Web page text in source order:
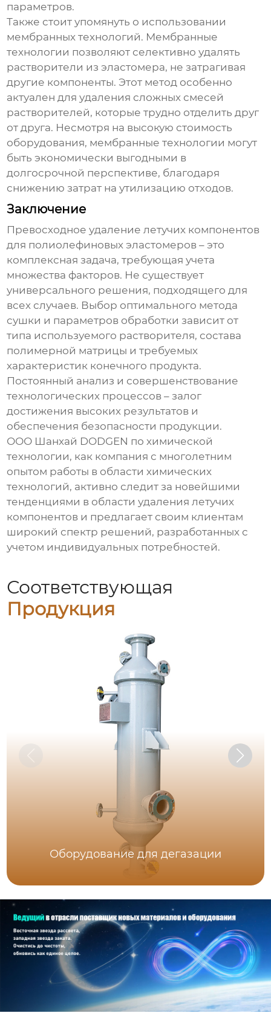
параметров.
Также стоит упомянуть о использовании
мембранных технологий. Мембранные
технологии позволяют селективно удалять
растворители из эластомера, не затрагивая
другие компоненты. Этот метод особенно
актуален для удаления сложных смесей
растворителей, которые трудно отделить друг
от друга. Несмотря на высокую стоимость
оборудования, мембранные технологии могут
быть экономически выгодными в
долгосрочной перспективе, благодаря
снижению затрат на утилизацию отходов.
Заключение
Превосходное удаление летучих компонентов
для полиолефиновых эластомеров – это
комплексная задача, требующая учета
множества факторов. Не существует
универсального решения, подходящего для
всех случаев. Выбор оптимального метода
сушки и параметров обработки зависит от
типа используемого растворителя, состава
полимерной матрицы и требуемых
характеристик конечного продукта.
Постоянный анализ и совершенствование
технологических процессов – залог
достижения высоких результатов и
обеспечения безопасности продукции.
ООО Шанхай DODGEN по химической
технологии, как компания с многолетним
опытом работы в области химических
технологий, активно следит за новейшими
тенденциями в области удалениялетучих
компонентов и предлагает своим клиентам
широкий спектр решений, разработанных с
учетом индивидуальных потребностей.
Соответствующая
Продукция
Оборудование для дегазации